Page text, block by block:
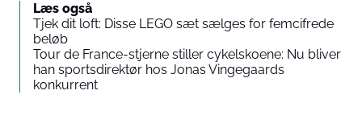
Læs også
Tjek dit loft: Disse LEGO sæt sælges for femcifrede
beløb
Tour de France-stjerne stiller cykelskoene: Nu bliver
han sportsdirektør hos Jonas Vingegaards
konkurrent